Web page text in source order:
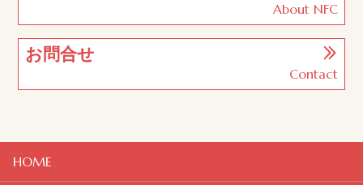
About NFC
お問合せ
Contact
HOME